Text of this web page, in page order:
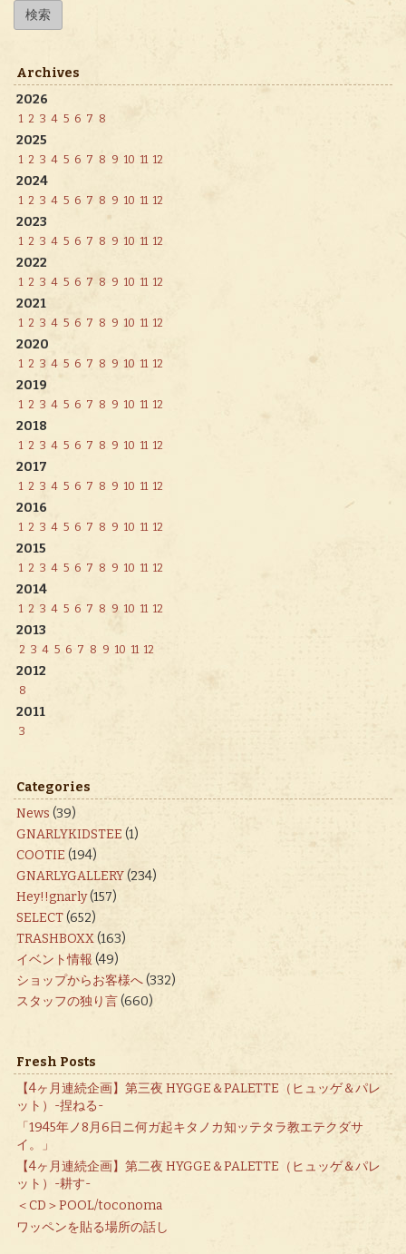
Archives
2026
1 2 3 4 5 6 7 8
2025
1 2 3 4 5 6 7 8 9 10 11 12
2024
1 2 3 4 5 6 7 8 9 10 11 12
2023
1 2 3 4 5 6 7 8 9 10 11 12
2022
1 2 3 4 5 6 7 8 9 10 11 12
2021
1 2 3 4 5 6 7 8 9 10 11 12
2020
1 2 3 4 5 6 7 8 9 10 11 12
2019
1 2 3 4 5 6 7 8 9 10 11 12
2018
1 2 3 4 5 6 7 8 9 10 11 12
2017
1 2 3 4 5 6 7 8 9 10 11 12
2016
1 2 3 4 5 6 7 8 9 10 11 12
2015
1 2 3 4 5 6 7 8 9 10 11 12
2014
1 2 3 4 5 6 7 8 9 10 11 12
2013
2 3 4 5 6 7 8 9 10 11 12
2012
8
2011
3
Categories
News (39)
GNARLYKIDSTEE (1)
COOTIE (194)
GNARLYGALLERY(234)
Hey!!gnarly(157)
SELECT(652)
TRASHBOXX(163)
イベント情報 (49)
ショップからお客様へ(332)
スタッフの独り言(660)
Fresh Posts
【4ヶ月連続企画】第三夜 HYGGE＆PALETTE（ヒュッゲ＆パレ
ット）-捏ねる-
「1945年ノ8月6日ニ何ガ起キタノカ知ッテタラ教エテクダサ
イ。」
【4ヶ月連続企画】第二夜 HYGGE＆PALETTE（ヒュッゲ＆パレ
ット）-耕す-
＜CD＞POOL/toconoma
ワッペンを貼る場所の話し